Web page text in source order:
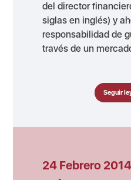
del director
siglas en inglés) y
responsabilidad de
través de un
Seguir
24 Febrero 2014